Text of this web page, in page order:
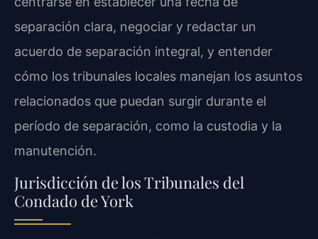
separación clara, negociar y redactar un
acuerdo de separación integral, y entender
cómo los tribunales locales manejan los asuntos
relacionados que puedan surgir durante el
período de separación, como la custodia y la
manutención.
Jurisdicción de los Tribunales del
Condado de York